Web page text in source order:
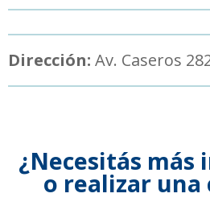
Dirección: Av. Caseros
¿Necesitás
o realizar una